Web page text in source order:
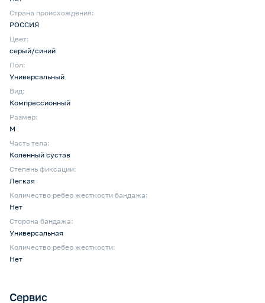
Страна происхождения:
РОССИЯ
Цвет:
серый/синий
Пол:
Универсальный
Вид:
Компрессионный
Размер:
M
Часть тела:
Коленный сустав
Степень фиксации:
Легкая
Количество ребер жесткости бандажа:
Нет
Сторона бандажа:
Универсальная
Количество ребер жесткости:
Нет
Сервис